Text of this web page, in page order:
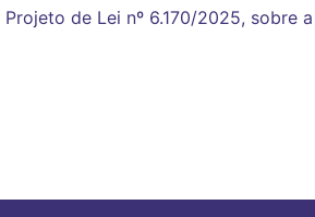
de Lei nº 6.170/2025, sobre